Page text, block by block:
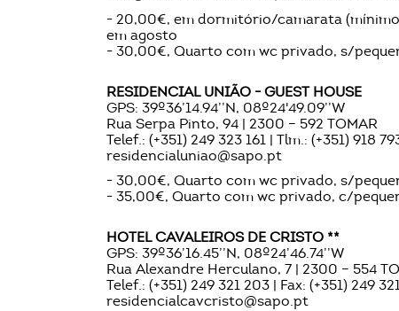
- 20,00€, em dormitório/camarata
em agosto
- 30,00€, Quarto com wc privado, s/
RESIDENCIAL UNIÃO - GUEST HOUSE
GPS: 39º36’14.94’’N, 08º24'49.09’’W
Rua Serpa Pinto, 94 | 2300 – 592 TOMAR
Telef.: (+351) 249 323 161 | Tlm.: (+351) 918
residencialuniao@sapo.pt
- 30,00€, Quarto com wc privado, s/
- 35,00€, Quarto com wc privado, c/
HOTEL CAVALEIROS DE CRISTO **
GPS: 39º36’16.45’’N, 08º24’46.74’’W
Rua Alexandre Herculano, 7 | 2300 – 554
Telef.: (+351) 249 321 203 | Fax: (+351) 249
residencialcavcristo@sapo.pt